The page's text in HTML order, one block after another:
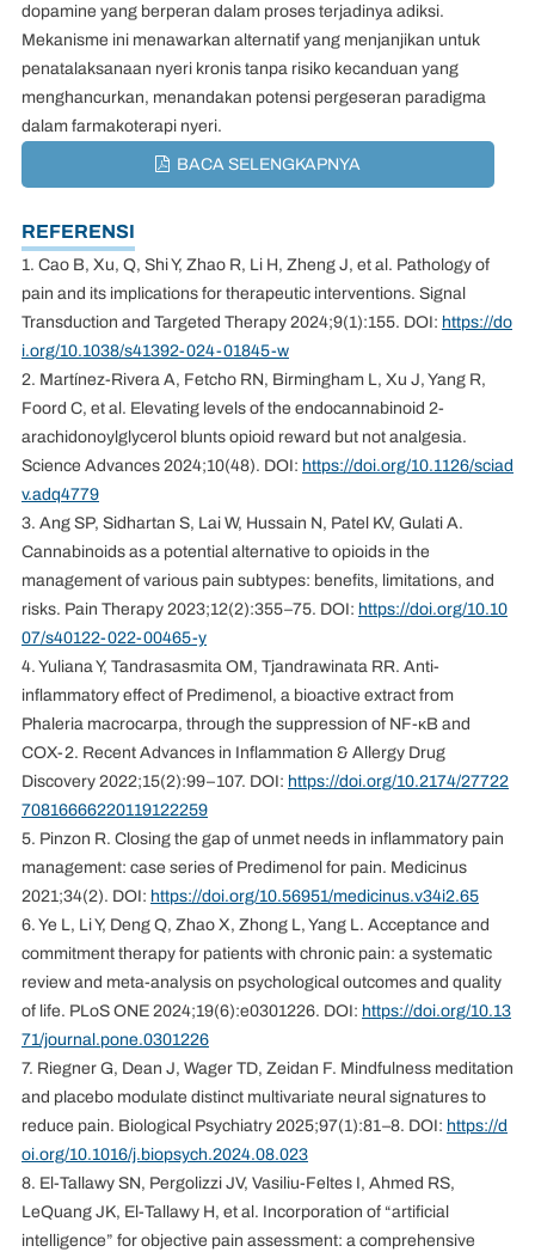
dopamine yang berperan dalam proses terjadinya adiksi.
Mekanisme ini menawarkan alternatif yang menjanjikan untuk
penatalaksanaan nyeri kronis tanpa risiko kecanduan yang
menghancurkan, menandakan potensi pergeseran paradigma
dalam farmakoterapi nyeri.
BACA SELENGKAPNYA
REFERENSI
1. Cao B, Xu, Q, Shi Y, Zhao R, Li H, Zheng J, et al. Pathology of
pain and its implications for therapeutic interventions. Signal
Transduction and Targeted Therapy 2024;9(1):155. DOI: https://do
i.org/10.1038/s41392-024-01845-w
2. Martínez-Rivera A, Fetcho RN, Birmingham L, Xu J, Yang R,
Foord C, et al. Elevating levels of the endocannabinoid 2-
arachidonoylglycerol blunts opioid reward but not analgesia.
Science Advances 2024;10(48). DOI: https://doi.org/10.1126/sciad
v.adq4779
3. Ang SP, Sidhartan S, Lai W, Hussain N, Patel KV, Gulati A.
Cannabinoids as a potential alternative to opioids in the
management of various pain subtypes: benefits, limitations, and
risks. Pain Therapy 2023;12(2):355–75. DOI: https://doi.org/10.10
07/s40122-022-00465-y
4. Yuliana Y, Tandrasasmita OM, Tjandrawinata RR. Anti-
inflammatory effect of Predimenol, a bioactive extract from
Phaleria macrocarpa, through the suppression of NF-κB and
COX-2. Recent Advances in Inflammation & Allergy Drug
Discovery 2022;15(2):99–107. DOI: https://doi.org/10.2174/27722
70816666220119122259
5. Pinzon R. Closing the gap of unmet needs in inflammatory pain
management: case series of Predimenol for pain. Medicinus
2021;34(2). DOI: https://doi.org/10.56951/medicinus.v34i2.65
6. Ye L, Li Y, Deng Q, Zhao X, Zhong L, Yang L. Acceptance and
commitment therapy for patients with chronic pain: a systematic
review and meta-analysis on psychological outcomes and quality
of life. PLoS ONE 2024;19(6):e0301226. DOI: https://doi.org/10.13
71/journal.pone.0301226
7. Riegner G, Dean J, Wager TD, Zeidan F. Mindfulness meditation
and placebo modulate distinct multivariate neural signatures to
reduce pain. Biological Psychiatry 2025;97(1):81–8. DOI: https://d
oi.org/10.1016/j.biopsych.2024.08.023
8. El-Tallawy SN, Pergolizzi JV, Vasiliu-Feltes I, Ahmed RS,
LeQuang JK, El-Tallawy H, et al. Incorporation of “artificial
intelligence” for objective pain assessment: a comprehensive